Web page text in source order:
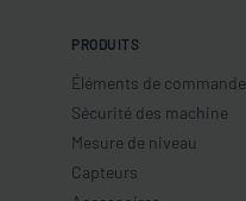
PRODUITS
Éléments de commande
Sécurité des machine
Mesure de niveau
Capteurs